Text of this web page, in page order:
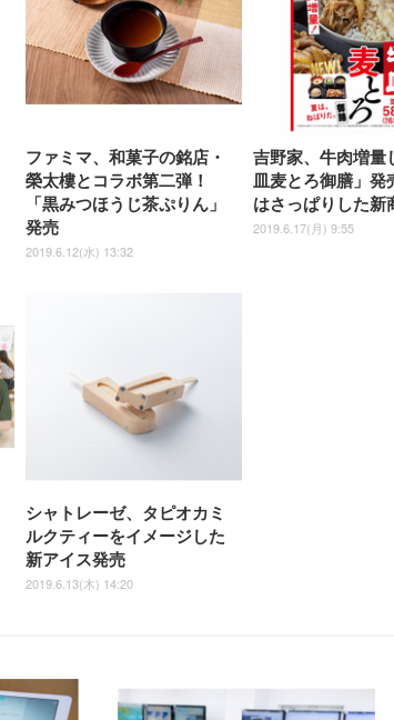
ファミマ、和菓子の銘店・
榮太樓とコラボ第二弾！
「黒みつほうじ茶ぷりん」
発売
2019.6.12(水) 13:32
吉野家、牛肉増量
皿麦とろ御膳」発
はさっぱりした新
2019.6.17(月) 9:55
シャトレーゼ、タピオカミ
ルクティーをイメージした
新アイス発売
2019.6.13(木) 14:20